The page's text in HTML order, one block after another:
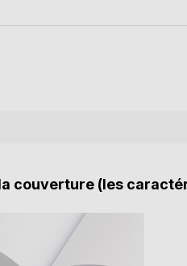
couverture (les